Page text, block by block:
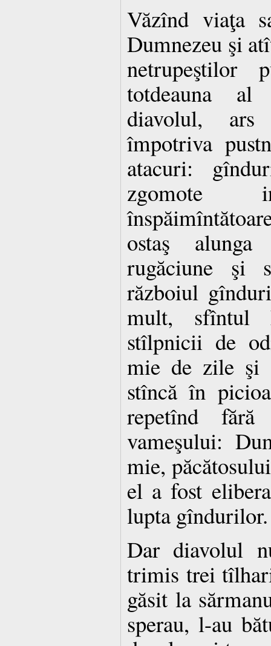
Văzînd viaţa
Dumnezeu şi
netrupeştilor
totdeauna al
diavolul,
împotriva
atacuri:
zgomote
ostaş
rugăciune şi
războiul
mult, sfîntul
stîlpnicii de
mie de zile şi
stîncă în
repetînd fără
vameşului:
mie,
el a fost
lupta gîndurilor.
Dar diavolul
trimis trei
găsit la
sperau, l-au